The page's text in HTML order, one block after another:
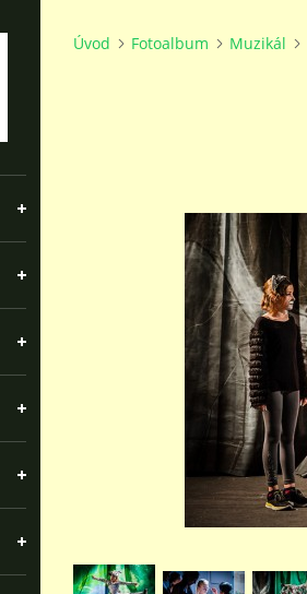
Úvod Fotoalbum Muzikál